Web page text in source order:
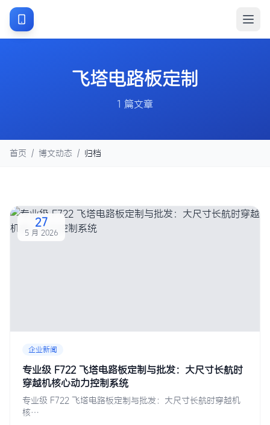
飞塔电路板定制
1 篇文章
首页 / 博文动态 / 归档
27
5 月 2026
企业新闻
专业级 F722 飞塔电路板定制与批发：大尺寸长航时
穿越机核心动力控制系统
专业级 F722 飞塔电路板定制与批发：大尺寸长航时穿越机
核…